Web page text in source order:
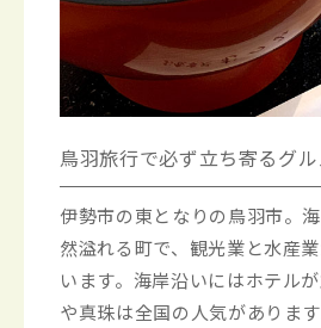
鳥羽旅行で必ず立ち寄るグ
伊勢市の東となりの鳥羽市。
然溢れる町で、観光業と水産
います。海岸沿いにはホテル
や真珠は全国の人気があります